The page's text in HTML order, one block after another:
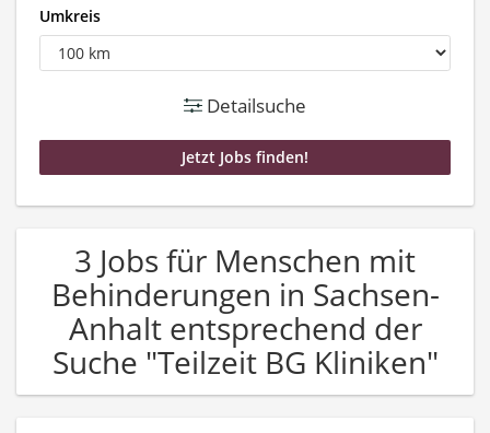
Umkreis
Detailsuche
3 Jobs für Menschen mit
Behinderungen in Sachsen-
Anhalt entsprechend der
Suche "Teilzeit BG Kliniken"